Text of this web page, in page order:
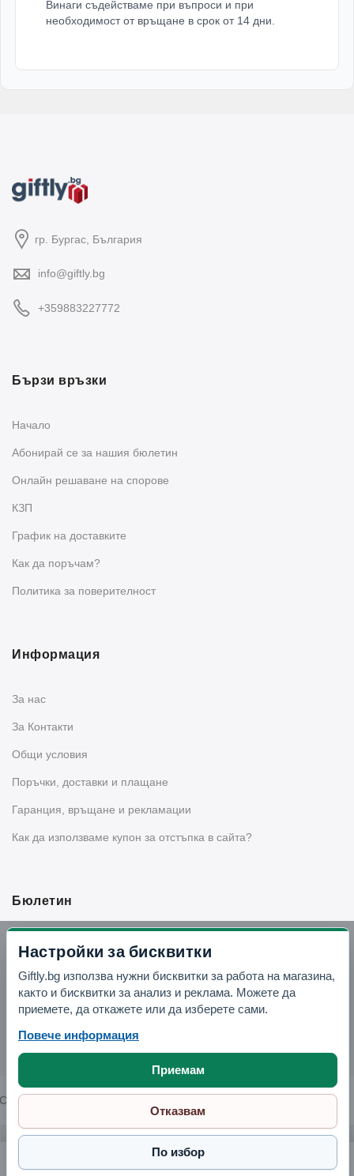
Винаги съдействаме при въпроси и при
необходимост от връщане в срок от 14 дни.
Силиконова точилка за тесто 39.5 см
5.52 € / 10.80 лв. Поръчай
гр. Бургас, България
info@giftly.bg
+359883227772
Бързи връзки
Начало
Абонирай се за нашия бюлетин
Oнлайн решаване на спорове
КЗП
График на доставките
Как да поръчам?
Политика за поверителност
Информация
За нас
За Контакти
Общи условия
Поръчки, доставки и плащане
Гаранция, връщане и рекламации
Как да използваме купон за отстъпка в сайта?
Бюлетин
Вземи -10% отстъпка в Telegram
Отвори Telegram
Copyright © 2026 GIFTLY.BG. All rights reserved.
Настройки за бисквитки
Giftly.bg използва нужни бисквитки за работа на магазина,
както и бисквитки за анализ и реклама. Можете да
приемете, да откажете или да изберете сами.
Повече информация
Приемам
Отказвам
По избор